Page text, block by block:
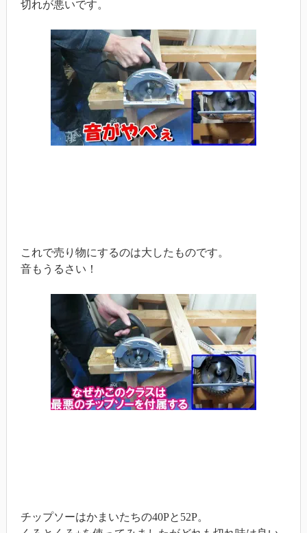
切れが悪いです。
これで売り物にするのは大したものです。
音もうるさい！
チップソーはかまいたちの40Pと52P。